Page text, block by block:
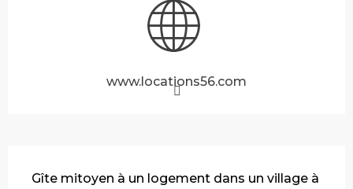
www.locations56.com
Gîte mitoyen à un logement dans un village à